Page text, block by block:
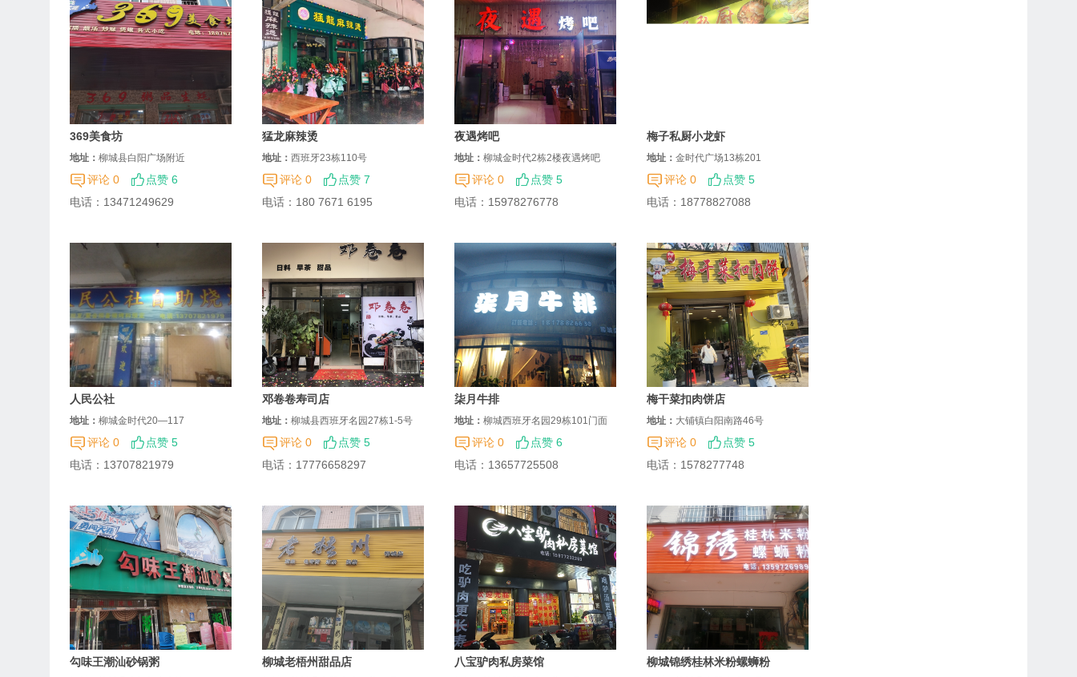
369美食坊
地址： 柳城县白阳广场附近
评论 0
点赞 6
电话： 13471249629
猛龙麻辣烫
地址： 西班牙23栋110号
评论 0
点赞 7
电话： 180 7671 6195
夜遇烤吧
地址： 柳城金时代2栋2楼夜遇烤吧
评论 0
点赞 5
电话： 15978276778
梅子私厨小龙虾
地址： 金时代广场13栋201
评论 0
点赞 5
电话： 18778827088
人民公社
地址： 柳城金时代20—117
评论 0
点赞 5
电话： 13707821979
邓卷卷寿司店
地址： 柳城县西班牙名园27栋1-5号
评论 0
点赞 5
电话： 17776658297
柒月牛排
地址： 柳城西班牙名园29栋101门面
评论 0
点赞 6
电话： 13657725508
梅干菜扣肉饼店
地址： 大铺镇白阳南路46号
评论 0
点赞 5
电话： 1578277748
勾味王潮汕砂锅粥 柳城老梧州甜品店 八宝驴肉私房菜馆 柳城锦绣桂林米粉螺蛳粉